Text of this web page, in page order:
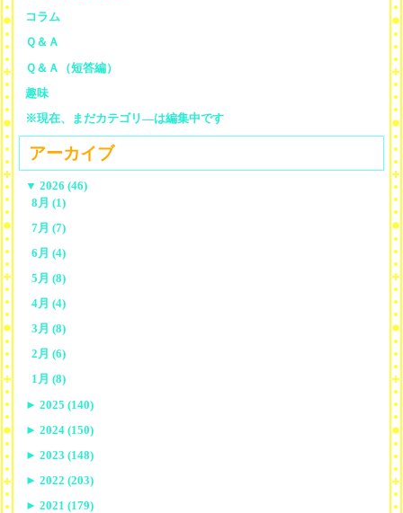
コラム
Ｑ＆Ａ
Ｑ＆Ａ（短答編）
趣味
※現在、まだカテゴリ—は編集中です
アーカイブ
▼ 2026 (46)
8月 (1)
7月 (7)
6月 (4)
5月 (8)
4月 (4)
3月 (8)
2月 (6)
1月 (8)
► 2025 (140)
► 2024 (150)
► 2023 (148)
► 2022 (203)
► 2021 (179)